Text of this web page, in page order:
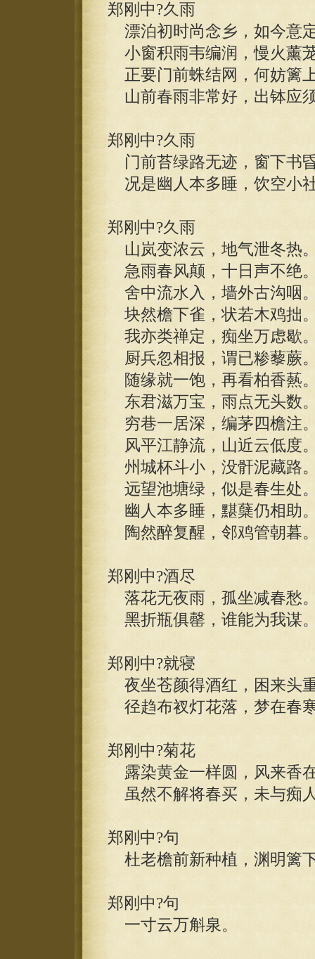
郑刚中?久雨
漂泊初时尚念乡，如今意
小窗积雨韦编润，慢火薰
正要门前蛛结网，何妨篱
山前春雨非常好，出钵应
郑刚中?久雨
门前苔绿路无迹，窗下书
况是幽人本多睡，饮空小
郑刚中?久雨
山岚变浓云，地气泄冬热
急雨春风颠，十日声不绝
舍中流水入，墙外古沟咽
块然檐下雀，状若木鸡拙
我亦类禅定，痴坐万虑歇
厨兵忽相报，谓已糁藜蕨
随缘就一饱，再看柏香爇
东君滋万宝，雨点无头数
穷巷一居深，编茅四檐注
风平江静流，山近云低度
州城杯斗小，没骭泥藏路
远望池塘绿，似是春生处
幽人本多睡，黮蘖仍相助
陶然醉复醒，邻鸡管朝暮
郑刚中?酒尽
落花无夜雨，孤坐减春愁
黑折瓶俱罄，谁能为我谋
郑刚中?就寝
夜坐苍颜得酒红，困来头
径趋布衩灯花落，梦在春
郑刚中?菊花
露染黄金一样圆，风来香
虽然不解将春买，未与痴
郑刚中?句
杜老檐前新种植，渊明篱
郑刚中?句
一寸云万斛泉。